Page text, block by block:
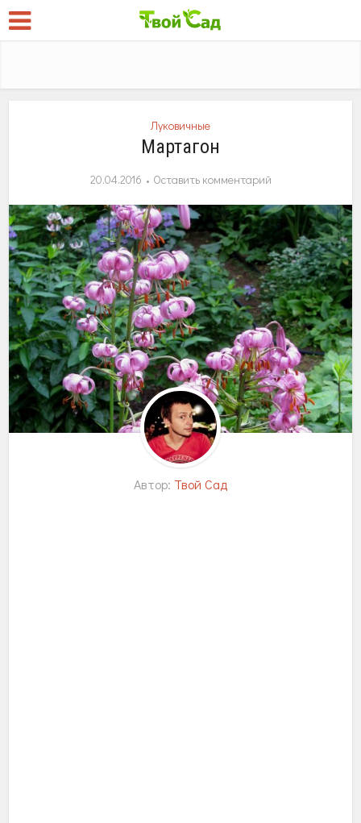
Луковичные
Мартагон
20.04.2016 Оставить комментарий
Автор: Твой Сад